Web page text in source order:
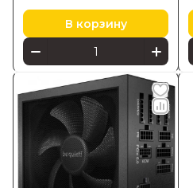
В корзину